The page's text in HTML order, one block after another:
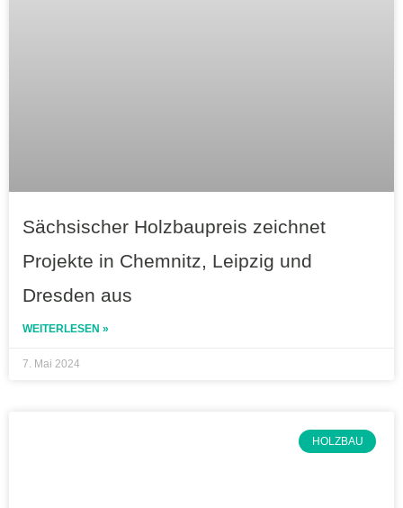
Sächsischer Holzbaupreis zeichnet
Projekte in Chemnitz, Leipzig und
Dresden aus
WEITERLESEN »
7. Mai 2024
HOLZBAU